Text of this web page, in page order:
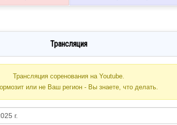
Трансляция
Трансляция соренования на Youtube.
или не Ваш регион - Вы знаете, что делать.